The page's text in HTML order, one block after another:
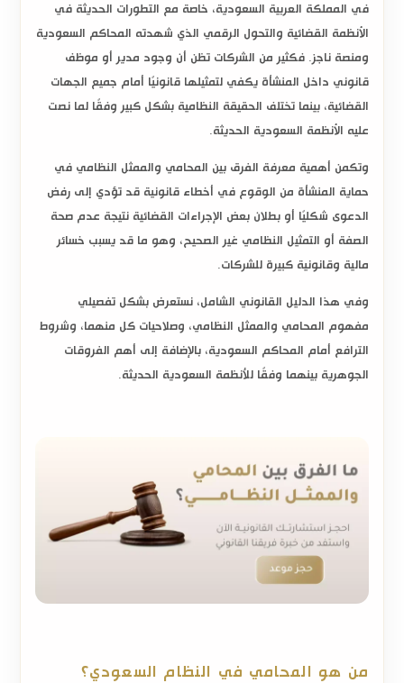
في المملكة العربية السعودية، خاصة مع التطورات الحديثة في
الأنظمة القضائية والتحول الرقمي الذي شهدته المحاكم السعودية
ومنصة ناجز. فكثير من الشركات تظن أن وجود مدير أو موظف
قانوني داخل المنشأة يكفي لتمثيلها قانونيًا أمام جميع الجهات
القضائية، بينما تختلف الحقيقة النظامية بشكل كبير وفقًا لما نصت
عليه الأنظمة السعودية الحديثة.
وتكمن أهمية معرفة الفرق بين المحامي والممثل النظامي في
حماية المنشأة من الوقوع في أخطاء قانونية قد تؤدي إلى رفض
الدعوى شكليًا أو بطلان بعض الإجراءات القضائية نتيجة عدم صحة
الصفة أو التمثيل النظامي غير الصحيح، وهو ما قد يسبب خسائر
مالية وقانونية كبيرة للشركات.
وفي هذا الدليل القانوني الشامل، نستعرض بشكل تفصيلي
مفهوم المحامي والممثل النظامي، وصلاحيات كل منهما، وشروط
الترافع أمام المحاكم السعودية، بالإضافة إلى أهم الفروقات
الجوهرية بينهما وفقًا للأنظمة السعودية الحديثة.
من هو المحامي في النظام السعودي؟